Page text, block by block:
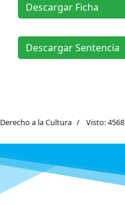
Descargar Ficha
Descargar Sentencia
Derecho a la Cultura Visto: 4568